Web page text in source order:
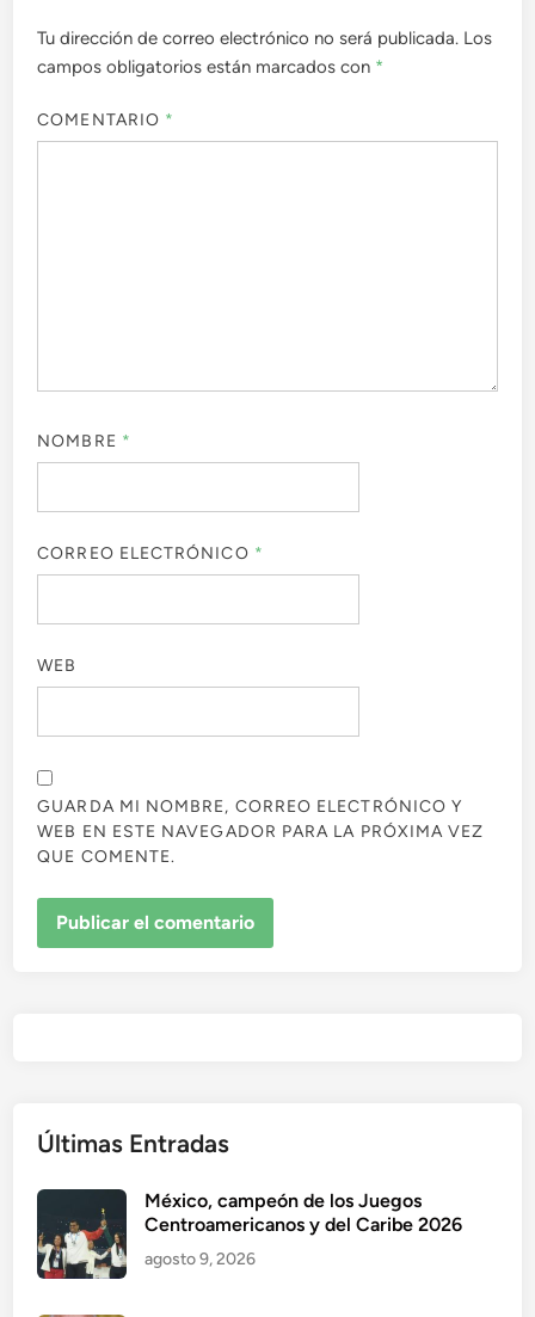
Tu dirección de correo electrónico no será publicada. Los
campos obligatorios están marcados con *
COMENTARIO *
NOMBRE *
CORREO ELECTRÓNICO *
WEB
GUARDA MI NOMBRE, CORREO ELECTRÓNICO Y
WEB EN ESTE NAVEGADOR PARA LA PRÓXIMA VEZ
QUE COMENTE.
Últimas Entradas
México, campeón de los Juegos
Centroamericanos y del Caribe 2026
agosto 9, 2026